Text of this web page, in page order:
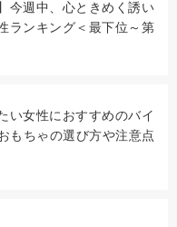
今週中、心ときめく誘い
ランキング＜最下位～第
い女性におすすめのバイ
もちゃの選び方や注意点